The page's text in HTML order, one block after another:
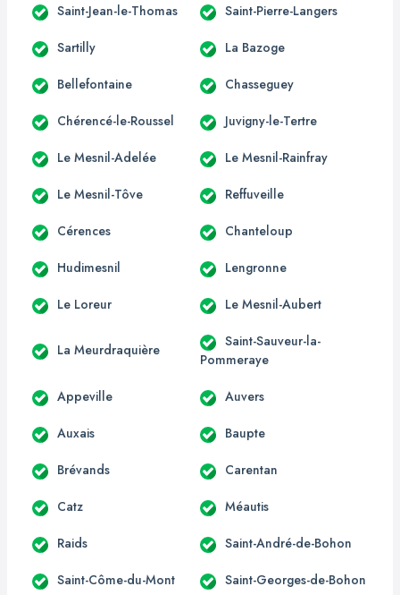
Saint-Jean-le-Thomas Saint-Pierre-Langers
Sartilly La Bazoge
Bellefontaine Chasseguey
Chérencé-le-Roussel Juvigny-le-Tertre
Le Mesnil-Adelée Le Mesnil-Rainfray
Le Mesnil-Tôve Reffuveille
Cérences Chanteloup
Hudimesnil Lengronne
Le Loreur Le Mesnil-Aubert
La Meurdraquière
Saint-Sauveur-la-
Pommeraye
Appeville Auvers
Auxais Baupte
Brévands Carentan
Catz Méautis
Raids Saint-André-de-Bohon
Saint-Côme-du-Mont Saint-Georges-de-Bohon